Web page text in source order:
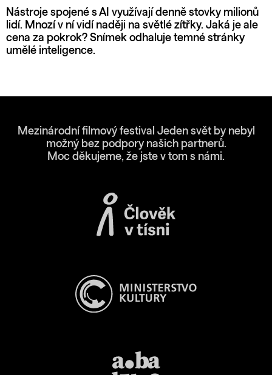
Nástroje spojené s AI využívají denně stovky milionů
lidí. Mnozí v ní vidí naději na světlé zítřky. Jaká je ale
cena za pokrok? Snímek odhaluje temné stránky
umělé inteligence.
Mezinárodní filmový festival Jeden svět by nebyl
možný bez podpory našich partnerů.
Moc děkujeme, že jste v tom s námi.